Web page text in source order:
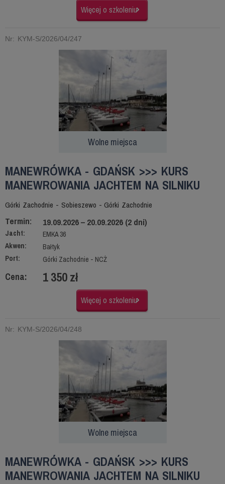
Więcej o szkoleniu
Nr: KYM-S/2026/04/247
Wolne miejsca
MANEWRÓWKA - GDAŃSK >>> KURS
MANEWROWANIA JACHTEM NA SILNIKU
Górki Zachodnie - Sobieszewo - Górki Zachodnie
Termin: 19.09.2026 – 20.09.2026 (2 dni)
Jacht:
EMKA 36
Akwen:
Bałtyk
Port:
Górki Zachodnie - NCŻ
Cena: 1 350 zł
Więcej o szkoleniu
Nr: KYM-S/2026/04/248
Wolne miejsca
MANEWRÓWKA - GDAŃSK >>> KURS
MANEWROWANIA JACHTEM NA SILNIKU